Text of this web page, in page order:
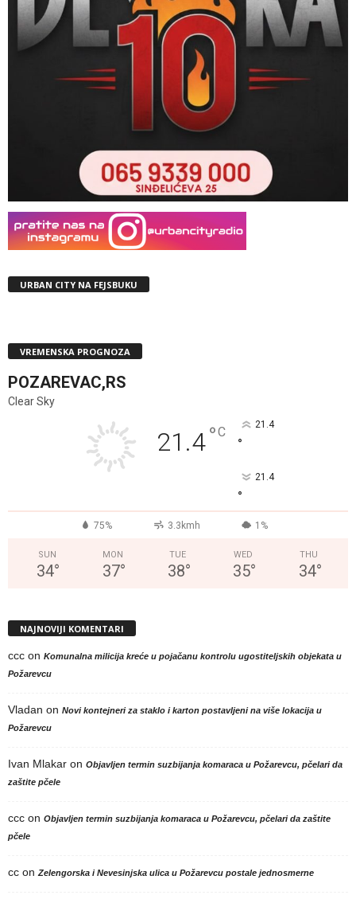
URBAN CITY NA FEJSBUKU
VREMENSKA PROGNOZA
POZAREVAC,RS
Clear Sky
21.4°C 21.4
°
21.4
°
75% 3.3kmh 1%
SUN
34°
MON
37°
TUE
38°
WED
35°
THU
34°
NAJNOVIJI KOMENTARI
ccc on Komunalna milicija kreće u pojačanu kontrolu ugostiteljskih objekata u
Požarevcu
Vladan on Novi kontejneri za staklo i karton postavljeni na više lokacija u
Požarevcu
Ivan Mlakar on Objavljen termin suzbijanja komaraca u Požarevcu, pčelari da
zaštite pčele
ccc on Objavljen termin suzbijanja komaraca u Požarevcu, pčelari da zaštite
pčele
cc on Zelengorska i Nevesinjska ulica u Požarevcu postale jednosmerne